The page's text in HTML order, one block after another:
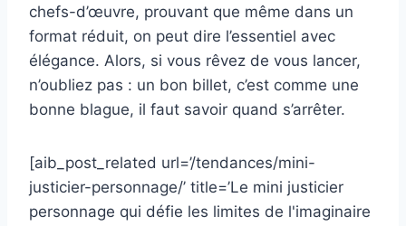
chefs-d’œuvre, prouvant que même dans un
format réduit, on peut dire l’essentiel avec
élégance. Alors, si vous rêvez de vous lancer,
n’oubliez pas : un bon billet, c’est comme une
bonne blague, il faut savoir quand s’arrêter.
[aib_post_related url=’/tendances/mini-
justicier-personnage/’ title=’Le mini justicier
personnage qui défie les limites de l'imaginaire